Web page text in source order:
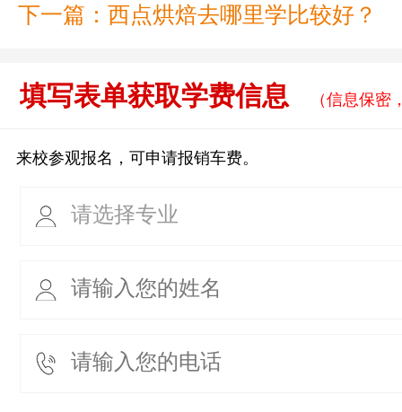
下一篇： 西点烘焙去哪里学比较好？
填写表单获取学费信息 （信息保密
来校参观报名，可申请报销车费。